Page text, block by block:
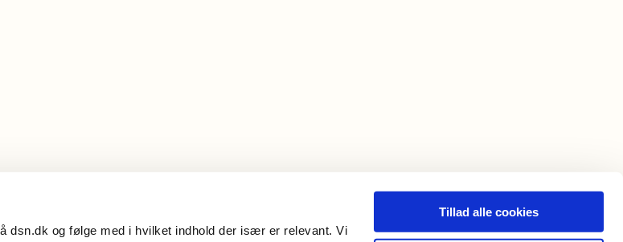
dsn.dk og følge med i hvilket indhold der især er relevant. Vi
Tillad alle cookies